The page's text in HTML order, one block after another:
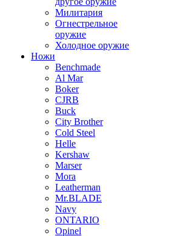
Милитария
Огнестрельное
оружие
Холодное оружие
Ножи
Benchmade
Al Mar
Boker
CJRB
Buck
City Brother
Cold Steel
Helle
Kershaw
Marser
Mora
Leatherman
Mr.BLADE
Navy
ONTARIO
Opinel